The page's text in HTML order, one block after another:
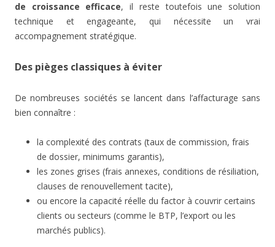
de croissance efficace, il reste toutefois une solution
technique et engageante, qui nécessite un vrai
accompagnement stratégique.
Des pièges classiques à éviter
De nombreuses sociétés se lancent dans l’affacturage sans
bien connaître :
la complexité des contrats (taux de commission, frais
de dossier, minimums garantis),
les zones grises (frais annexes, conditions de résiliation,
clauses de renouvellement tacite),
ou encore la capacité réelle du factor à couvrir certains
clients ou secteurs (comme le BTP, l’export ou les
marchés publics).